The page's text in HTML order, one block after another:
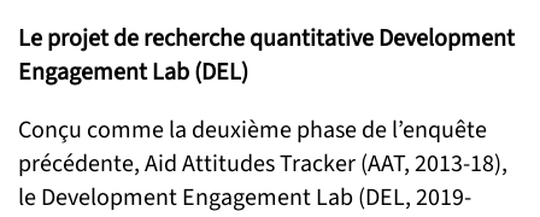
Le projet de recherche quantitative Development
Engagement Lab (DEL)
Conçu comme la deuxième phase de l’enquête
précédente, Aid Attitudes Tracker (AAT, 2013-18),
le Development Engagement Lab (DEL, 2019-